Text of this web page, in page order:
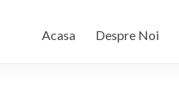
Acasa Despre Noi